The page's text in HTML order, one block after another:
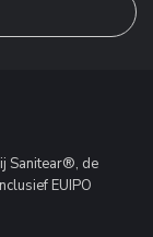
Sanitear®, de
EUIPO